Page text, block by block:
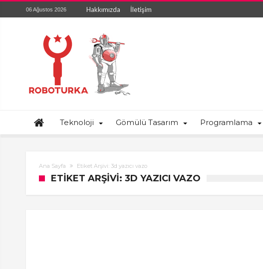
06 Ağustos 2026 Hakkımızda İletişim
Teknoloji Gömülü Tasarım Programlama
Ana Sayfa Etiket Arşivi: 3d yazıcı vazo
ETIKET ARŞIVI: 3D YAZICI VAZO